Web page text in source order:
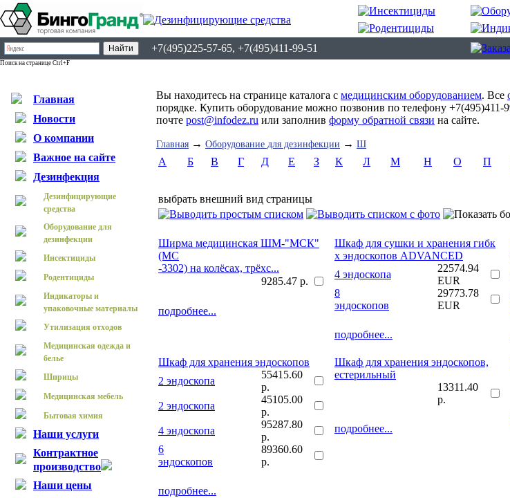
+7(495)225-57-65, +7(495)411-99-51
Поиск на странице Ctrl+F
Главная
Новости
О компании
Важное на сайте
Дезинфекция
Дезинфицирующие
средства
Оборудование для
дезинфекции
Инсектициды
Родентициды
Индикаторы и
упаковочные материалы
Утилизация отходов
Медицинская одежда и
белье
Шприцы
Медицинская мебель
Бытовая химия
Наши услуги
Контрактное
производство
Наши цены
Вы находитесь на странице каталога с медицинским оборудованием. Все
порядке. Купить оборудование можно позвонив по телефону +7(495)411-
почте post@infodez.ru или заполнив форму обратной связи на сайте.
Главная → Оборудование для дезинфекции → Ш
А Б В Г Д Е З К Л М Н О П
выбрать внешний вид страницы
Ширма медицинская ШМ-"МСК"
(МС
-3302) на колёсах, трёхс...
9285.47 р.
подробнее...
Шкаф для сушки и хранения гибк
х эндоскопов ADVANCED
4 эндоскопа
22574.94
EUR
8
эндоскопов
29773.78
EUR
подробнее...
Шкаф для хранения эндоскопов
2 эндоскопа
55415.60
р.
2 эндоскопа
45105.00
р.
4 эндоскопа
95287.80
р.
6
эндоскопов
89360.60
р.
подробнее...
Шкаф для хранения эндоскопов,
естерильный
13311.40
р.
подробнее...